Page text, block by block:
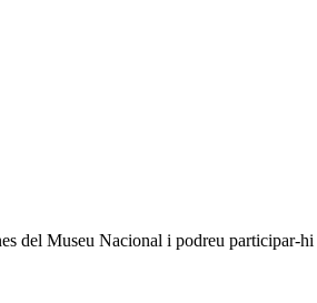
del Museu Nacional i podreu participar-